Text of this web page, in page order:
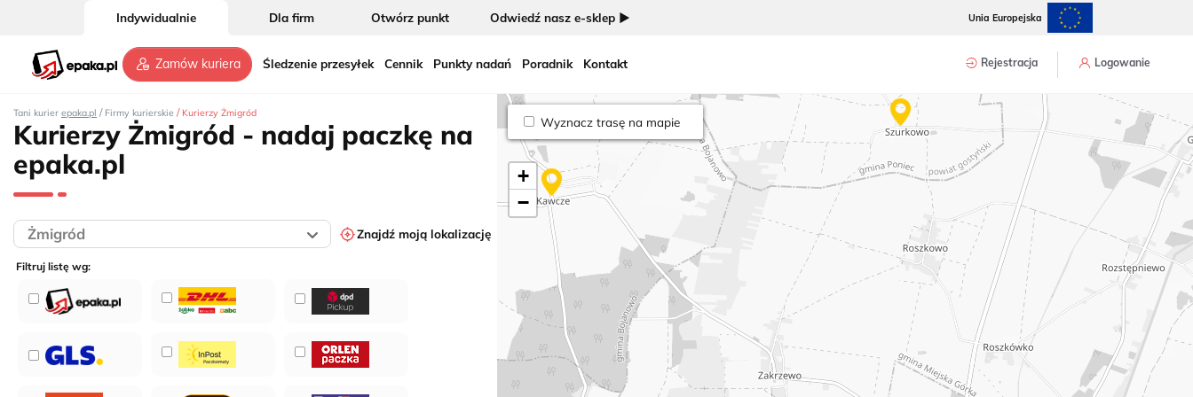
Indywidualnie Dla firm Otwórz punkt Odwiedź nasz e-sklep ► Unia Europejska
Zamów kuriera Śledzenie przesyłek Cennik Punkty nadań Poradnik Kontakt Rejestracja Logowanie
Tani kurier epaka.pl / Firmy kurierskie / Kurierzy Żmigród
Kurierzy Żmigród - nadaj paczkę na
epaka.pl
Znajdź moją lokalizację
Filtruj listę wg:
Wyznacz trasę na mapie
+
−